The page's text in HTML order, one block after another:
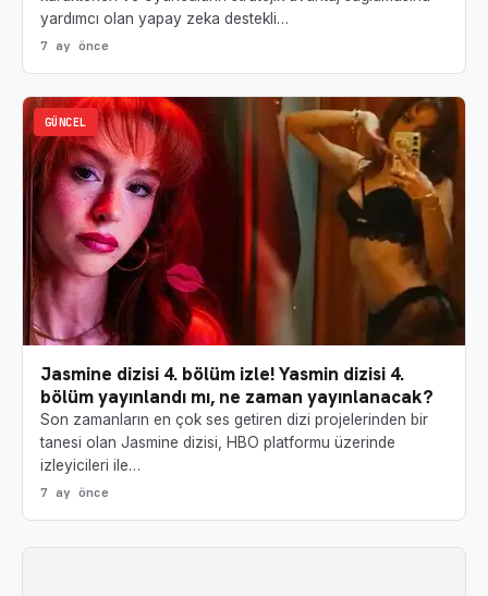
yardımcı olan yapay zeka destekli…
7 ay önce
GÜNCEL
Jasmine dizisi 4. bölüm izle! Yasmin dizisi 4.
bölüm yayınlandı mı, ne zaman yayınlanacak?
Son zamanların en çok ses getiren dizi projelerinden bir
tanesi olan Jasmine dizisi, HBO platformu üzerinde
izleyicileri ile…
7 ay önce